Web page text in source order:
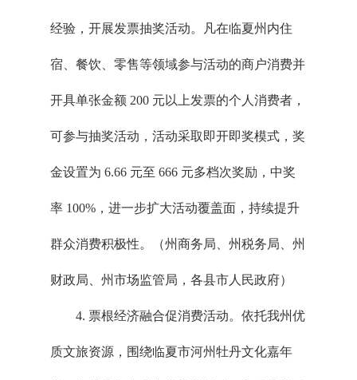
经验，开展发票抽奖活动。凡在临夏州内住
宿、餐饮、零售等领域参与活动的商户消费并
开具单张金额 200 元以上发票的个人消费者，
可参与抽奖活动，活动采取即开即奖模式，奖
金设置为 6.66 元至 666 元多档次奖励，中奖
率 100%，进一步扩大活动覆盖面，持续提升
群众消费积极性。（州商务局、州税务局、州
财政局、州市场监管局，各县市人民政府）
4. 票根经济融合促消费活动。依托我州优
质文旅资源，围绕临夏市河州牡丹文化嘉年